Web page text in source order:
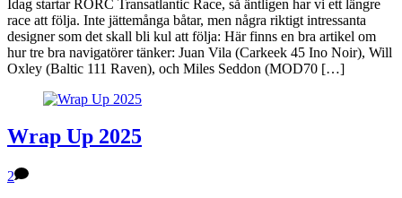
Idag startar RORC Transatlantic Race, så äntligen har vi ett längre
race att följa. Inte jättemånga båtar, men några riktigt intressanta
designer som det skall bli kul att följa: Här finns en bra artikel om
hur tre bra navigatörer tänker: Juan Vila (Carkeek 45 Ino Noir), Will
Oxley (Baltic 111 Raven), och Miles Seddon (MOD70 […]
Wrap Up 2025
2